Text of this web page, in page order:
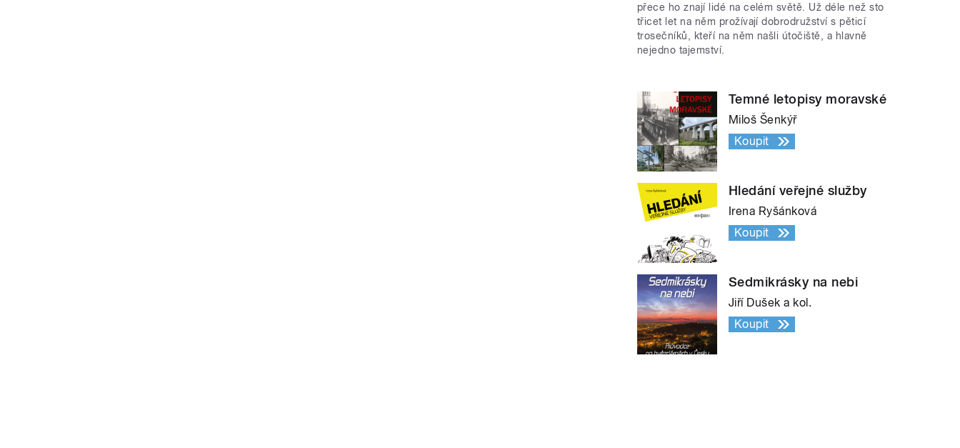
přece ho znají lidé na celém světě. Už déle než sto
třicet let na něm prožívají dobrodružství s pěticí
trosečníků, kteří na něm našli útočiště, a hlavně
nejedno tajemství.
Temné letopisy moravské
Miloš Šenkýř
Koupit
Hledání veřejné služby
Irena Ryšánková
Koupit
Sedmikrásky na nebi
Jiří Dušek a kol.
Koupit